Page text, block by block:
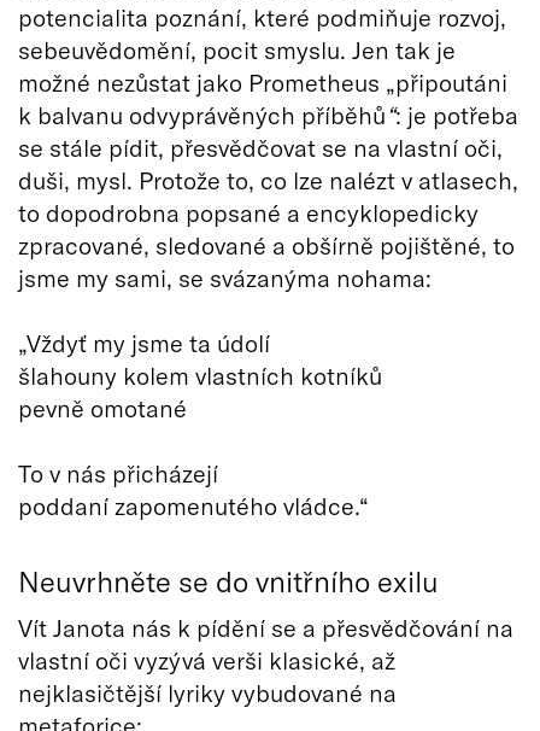
potencialita poznání, které podmiňuje rozvoj,
sebeuvědomění, pocit smyslu. Jen tak je
možné nezůstat jako Prometheus „připoutáni
k balvanu odvyprávěných příběhů “: je potřeba
se stále pídit, přesvědčovat se na vlastní oči,
duši, mysl. Protože to, co lze nalézt v atlasech,
to dopodrobna popsané a encyklopedicky
zpracované, sledované a obšírně pojištěné, to
jsme my sami, se svázanýma nohama:
„Vždyť my jsme ta údolí
šlahouny kolem vlastních kotníků
pevně omotané
To v nás přicházejí
poddaní zapomenutého vládce.“
Neuvrhněte se do vnitřního exilu
Vít Janota nás k pídění se a přesvědčování na
vlastní oči vyzývá verši klasické, až
nejklasičtější lyriky vybudované na
metaforice: